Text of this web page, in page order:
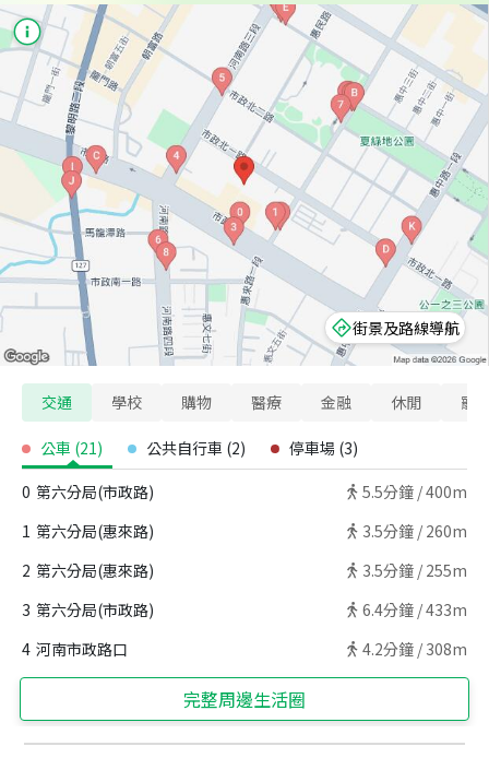
街景及路線導航
交通 學校 購物 醫療 金融 休閒 寵
公車 (21) 公共自行車 (2) 停車場 (3)
0 第六分局(市政路) 5.5分鐘 /400m
1 第六分局(惠來路) 3.5分鐘 / 260m
2 第六分局(惠來路) 3.5分鐘 / 255m
3 第六分局(市政路) 6.4分鐘 /433m
4 河南市政路口 4.2分鐘 / 308m
完整周邊生活圈